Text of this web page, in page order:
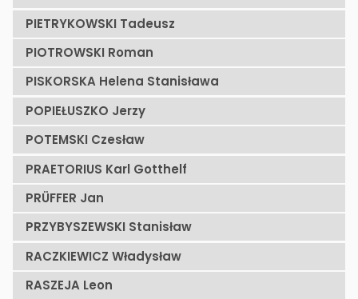
PIETRYKOWSKI Tadeusz
PIOTROWSKI Roman
PISKORSKA Helena Stanisława
POPIEŁUSZKO Jerzy
POTEMSKI Czesław
PRAETORIUS Karl Gotthelf
PRÜFFER Jan
PRZYBYSZEWSKI Stanisław
RACZKIEWICZ Władysław
RASZEJA Leon